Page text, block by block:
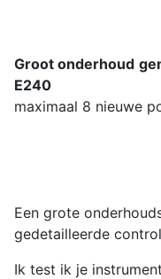
Groot onderhoud
maximaal 8 nieuwe
Een grote
gedetailleerde
Ik test ik je